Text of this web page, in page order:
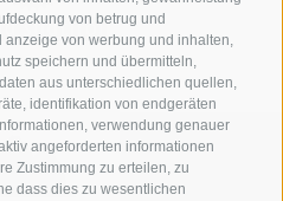
von betrug und
von werbung und inhalten,
speichern und übermitteln,
aus unterschiedlichen quellen,
identifikation von endgeräten
verwendung genauer
angeforderten informationen
Zustimmung zu erteilen, zu
dass dies zu wesentlichen